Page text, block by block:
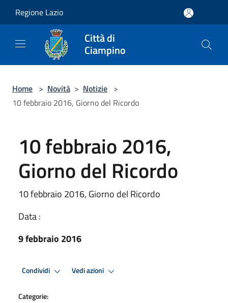
Regione Lazio
Città di
Ciampino
Home > Novità > Notizie >
10 febbraio 2016, Giorno del Ricordo
10 febbraio 2016,
Giorno del Ricordo
10 febbraio 2016, Giorno del Ricordo
Data :
9 febbraio 2016
Condividi Vedi azioni
Categorie: